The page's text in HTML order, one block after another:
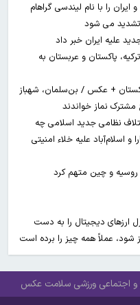
را با نام لیندسی گراهام
تشدید می شود
علیه ایران خبر داد
پاکستان و عربستان به
+ عکس / بن‌سلمان، شهباز
نماز خواندند
نظامی جدید اسلامی چه
اسلام‌آباد علیه خلاء امنیتی
روسیه و چین متهم کرد
ارز‌های دیجیتال را به دست
عملاً همه چیز را برده است
اجتماعی ورزشی سلامت عکس